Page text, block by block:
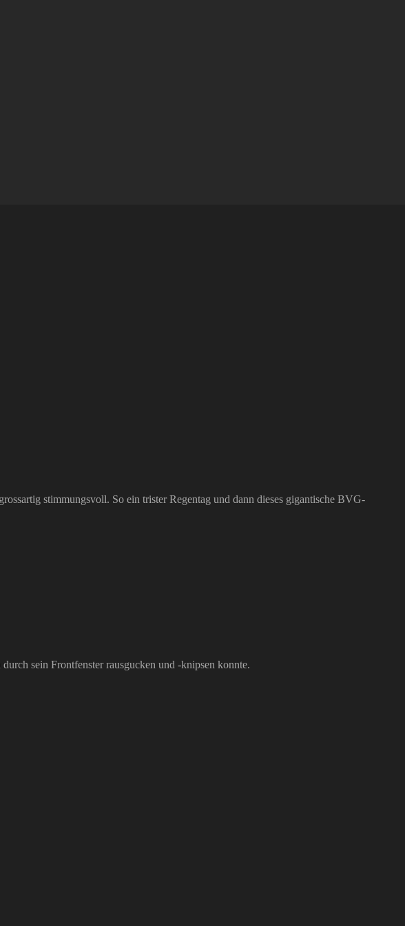
stimmungsvoll. So ein trister Regentag und dann dieses gigantische BVG-
sein Frontfenster rausgucken und -knipsen konnte.